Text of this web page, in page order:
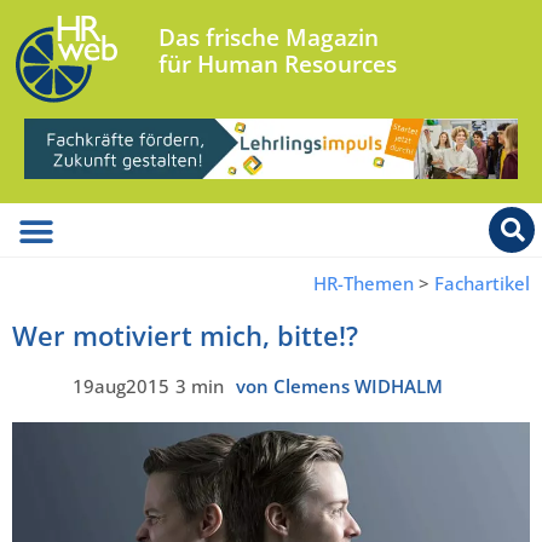
Das frische Magazin
für Human Resources
HR-Themen > Fachartikel
Wer motiviert mich, bitte!?
19aug2015 3 min von Clemens WIDHALM